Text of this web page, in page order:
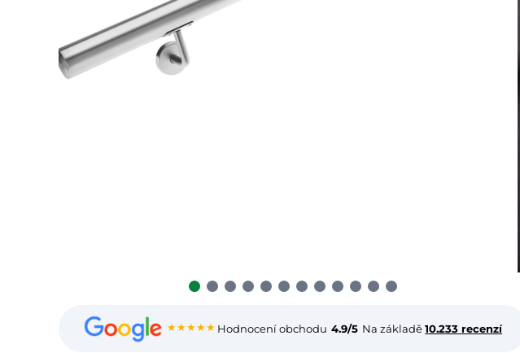
★★★★★ Hodnocení obchodu 4.9/5 Na základě10.233 recenzí